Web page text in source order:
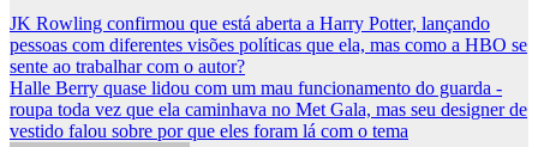
Post
navigation
JK Rowling confirmou que está aberta a Harry Potter, lançando
pessoas com diferentes visões políticas que ela, mas como a HBO se
sente ao trabalhar com o autor?
Halle Berry quase lidou com um mau funcionamento do guarda -
roupa toda vez que ela caminhava no Met Gala, mas seu designer de
vestido falou sobre por que eles foram lá com o tema